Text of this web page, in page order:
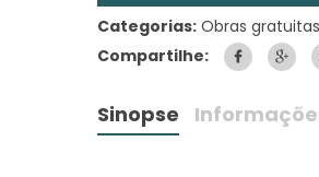
Categorias: Obras
Compartilhe:
Sinopse